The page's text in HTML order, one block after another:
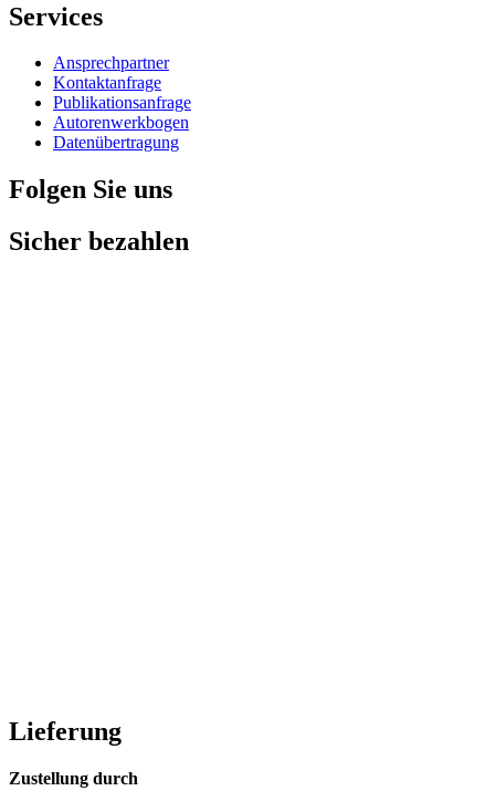
Services
Ansprechpartner
Kontaktanfrage
Publikationsanfrage
Autorenwerkbogen
Datenübertragung
Folgen Sie uns
Sicher bezahlen
Lieferung
Zustellung durch